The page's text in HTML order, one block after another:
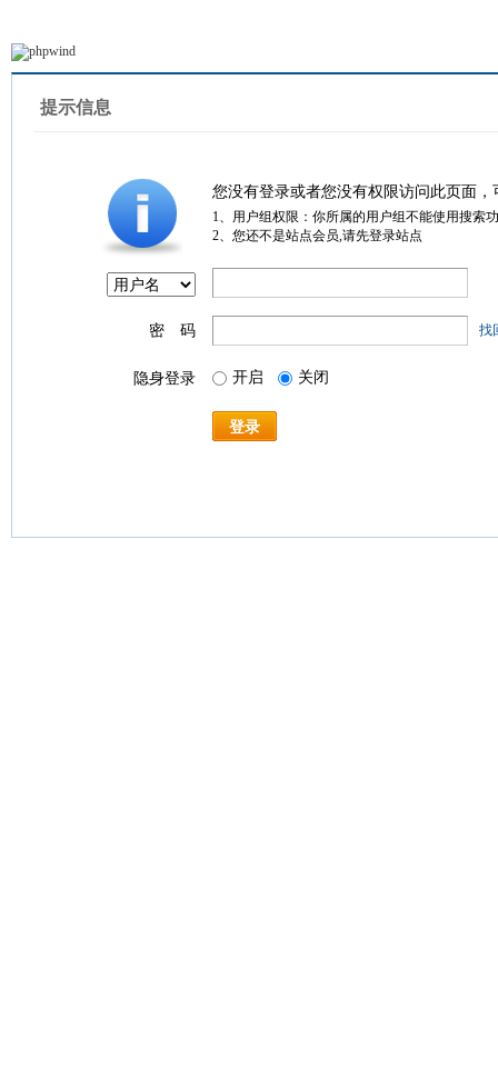
提示信息
您没有登录或者您没有权限访问此页面
1、用户组权限：你所属的用户组不能使用搜索
2、您还不是站点会员,请先登录站点
密 码 找
隐身登录 开启 关闭
登录